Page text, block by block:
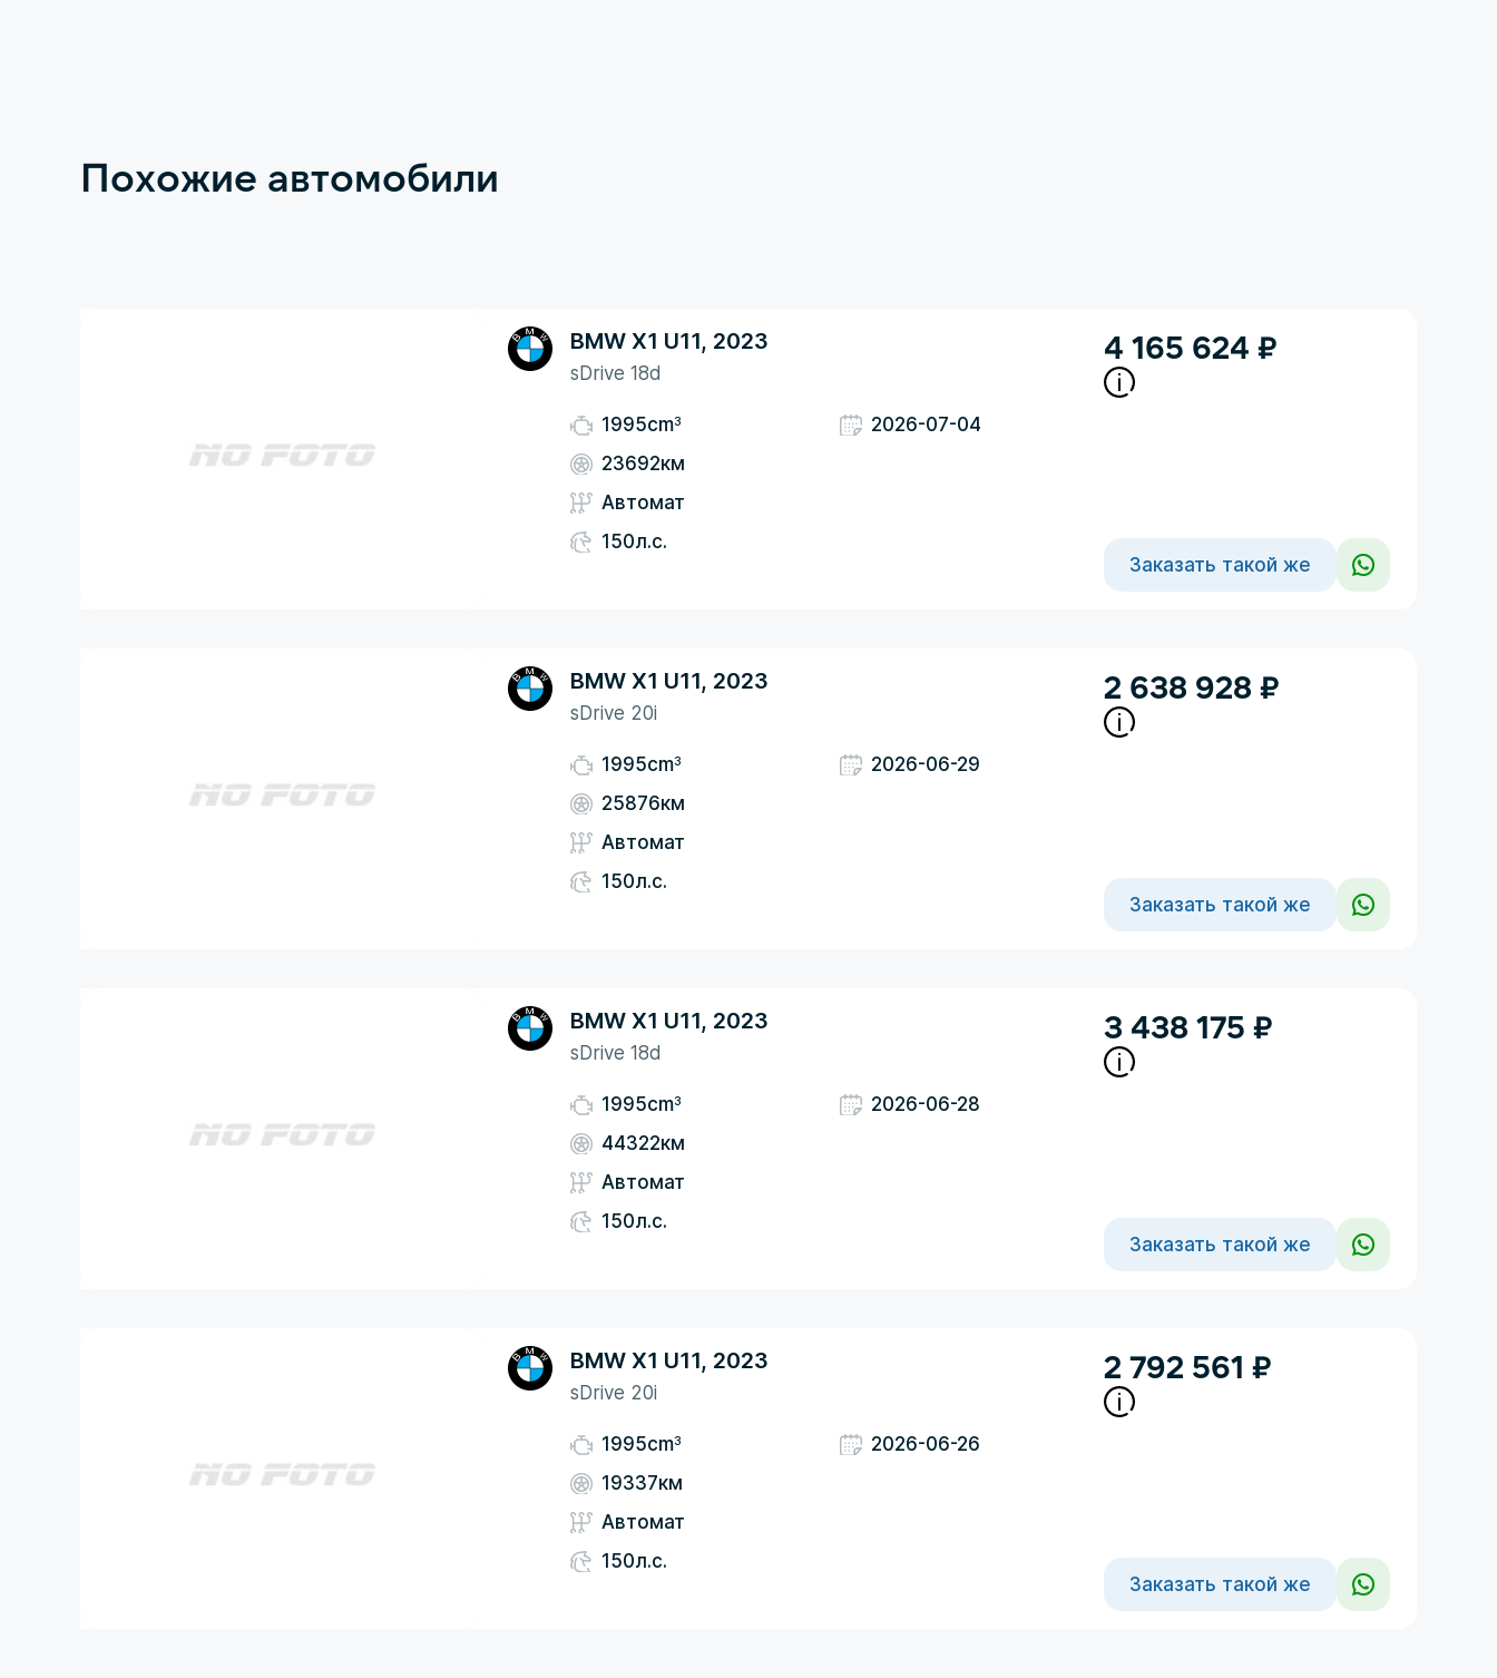
Похожие автомобили
BMW X1 U11, 2023
sDrive 18d
1995cm3
23692км
Автомат
150л.с.
2026-07-04
4 165 624 ₽
Заказать такой же
BMW X1 U11, 2023
sDrive 20i
1995cm3
25876км
Автомат
150л.с.
2026-06-29
2 638 928 ₽
Заказать такой же
BMW X1 U11, 2023
sDrive 18d
1995cm3
44322км
Автомат
150л.с.
2026-06-28
3 438 175 ₽
Заказать такой же
BMW X1 U11, 2023
sDrive 20i
1995cm3
19337км
Автомат
150л.с.
2026-06-26
2 792 561 ₽
Заказать такой же